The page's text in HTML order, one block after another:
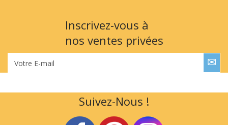
Inscrivez-vous à
nos ventes privées
Votre E-mail
Suivez-Nous !